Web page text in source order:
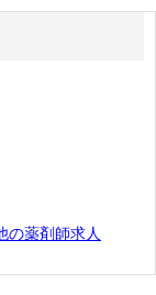
の薬剤師求人